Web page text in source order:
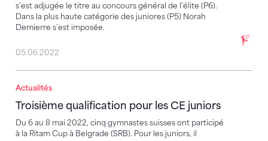
s’est adjugée le titre au concours général de l’élite (P6).
Dans la plus haute catégorie des juniores (P5) Norah
Demierre s’est imposée.
05.06.2022
Actualités
Troisième qualification pour les CE juniors
Du 6 au 8 mai 2022, cinq gymnastes suisses ont participé
à la Ritam Cup à Belgrade (SRB). Pour les juniors, il
Troisième qualification pour les CE juniors